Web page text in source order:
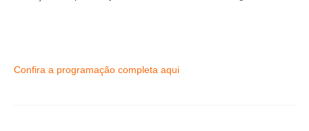
Confira a programação completa aqui